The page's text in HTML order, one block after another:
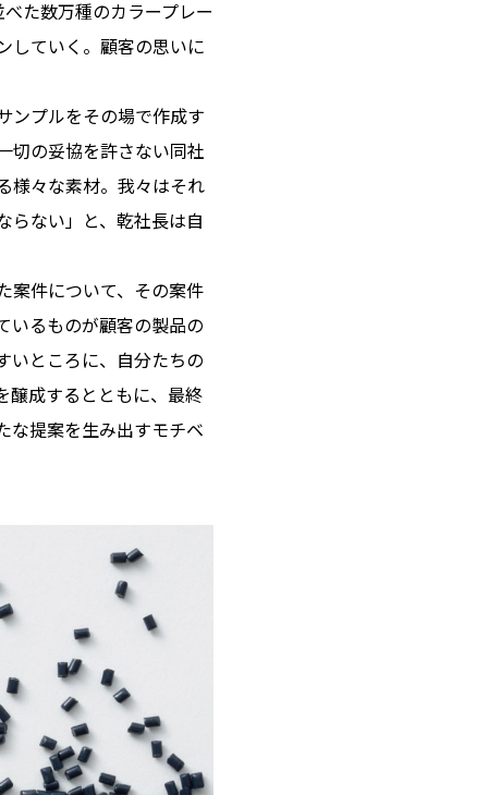
た数万種のカラープレー
していく。顧客の思いに
ンプルをその場で作成す
切の妥協を許さない同社
様々な素材。我々はそれ
らない」と、乾社長は自
案件について、その案件
いるものが顧客の製品の
いところに、自分たちの
醸成するとともに、最終
な提案を生み出すモチベ